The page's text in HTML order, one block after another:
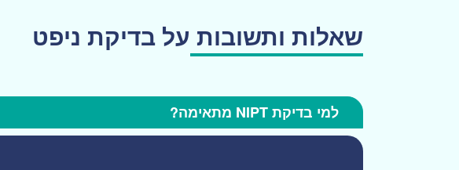
שאלות ותשובות על בדיקת ניפט
למי בדיקת NIPT מתאימה?